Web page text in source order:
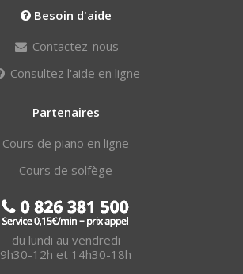
Besoin d'aide
Contactez-nous
Consultez l'aide en ligne
Partenaires
Cours de piano en ligne
Cours de solfège
du lundi au vendredi
9h30-12h et 14h30-18h